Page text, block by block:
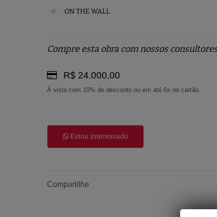
ON THE WALL
Compre esta obra com nossos
R$ 24.000,00
À vista com 10% de desconto ou em até 6x no cartão.
Estou interessado
Compartilhe